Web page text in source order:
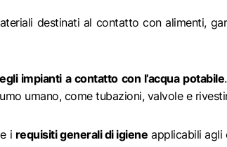
destinati al contatto con alimenti,
impianti a contatto con l’acqua potabile
umano, come tubazioni, valvole e
i requisiti generali di igiene applicabili agli